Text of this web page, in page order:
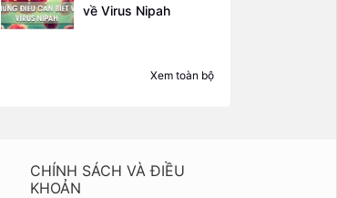
về Virus Nipah
Xem toàn bộ
CHÍNH SÁCH VÀ ĐIỀU
KHOẢN